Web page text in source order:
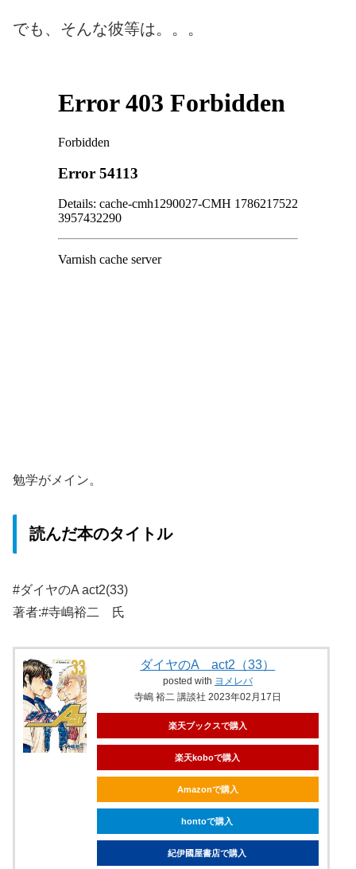
でも、そんな彼等は。。。
勉学がメイン。
読んだ本のタイトル
#ダイヤのA act2(33)
著者:#寺嶋裕二 氏
ダイヤのA act2（33）
posted with ヨメレバ
寺嶋 裕二 講談社 2023年02月17日
楽天ブックスで購入
楽天koboで購入
Amazonで購入
hontoで購入
紀伊國屋書店で購入